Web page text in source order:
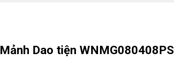
Mảnh Dao tiện WNMG080408PS